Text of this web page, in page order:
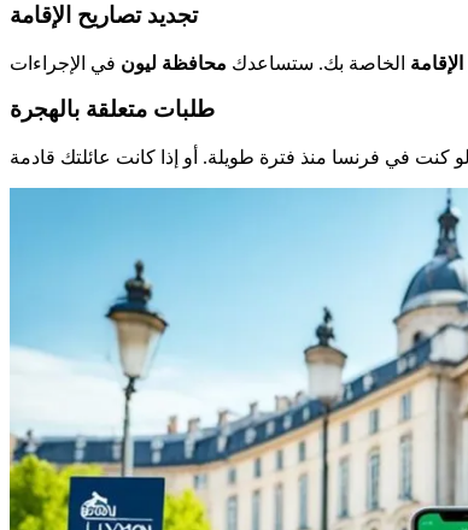
تجديد تصاريح الإقامة
الإقامة الخاصة بك. ستساعدك محافظة ليون
طلبات متعلقة بالهجرة